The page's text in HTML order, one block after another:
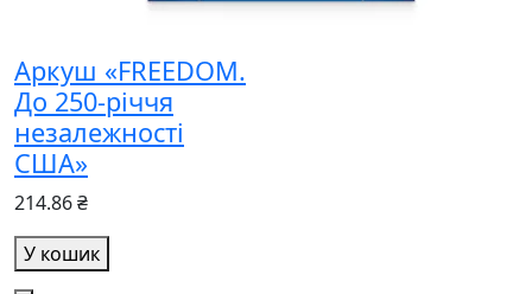
Аркуш «FREEDOM.
До 250-річчя
незалежності
США»
214.86 ₴
У кошик